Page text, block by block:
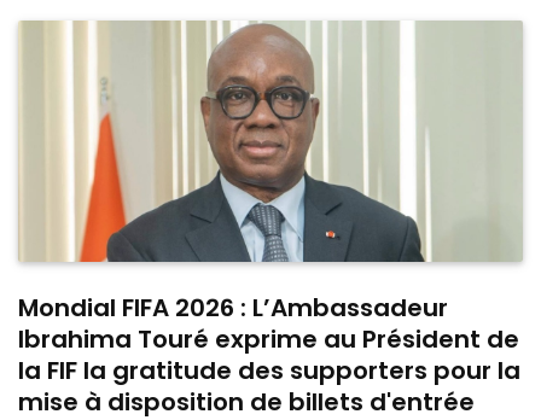
Mondial FIFA 2026 : L’Ambassadeur
Ibrahima Touré exprime au Président de
la FIF la gratitude des supporters pour la
mise à disposition de billets d'entrée